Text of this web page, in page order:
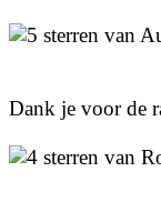
Dank je voor de